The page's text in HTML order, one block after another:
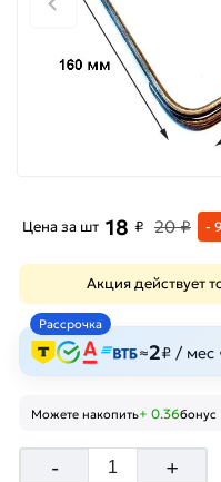
Цена за шт 18 ₽ 20 ₽ -
Акция действует
Рассрочка
≈2₽ / мес
Можете накопить+ 0.36бонус
- +